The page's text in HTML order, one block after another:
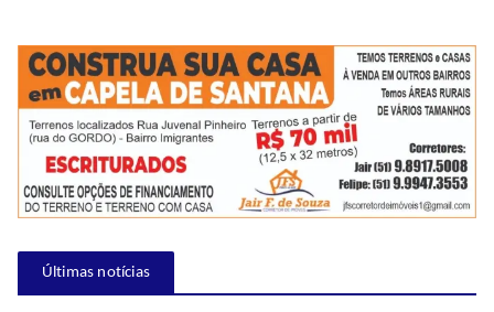
Últimas notícias